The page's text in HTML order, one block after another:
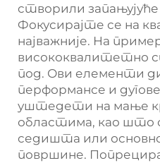
створили
Фокусирајте се на
најважније. На
висококвалитетно
под. Ови елементи
перформансе и
уштедети на мање
областима, као што
седишта или
површине.